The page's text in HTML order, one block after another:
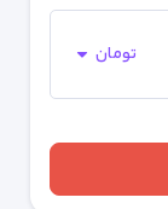
تومان